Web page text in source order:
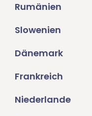
Rumänien
Slowenien
Dänemark
Frankreich
Niederlande